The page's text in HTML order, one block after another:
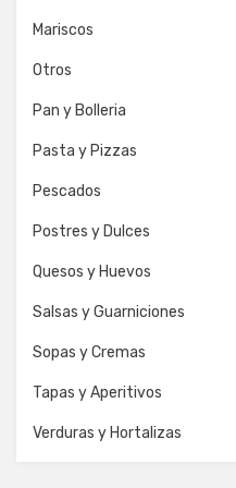
Mariscos
Otros
Pan y Bolleria
Pasta y Pizzas
Pescados
Postres y Dulces
Quesos y Huevos
Salsas y Guarniciones
Sopas y Cremas
Tapas y Aperitivos
Verduras y Hortalizas